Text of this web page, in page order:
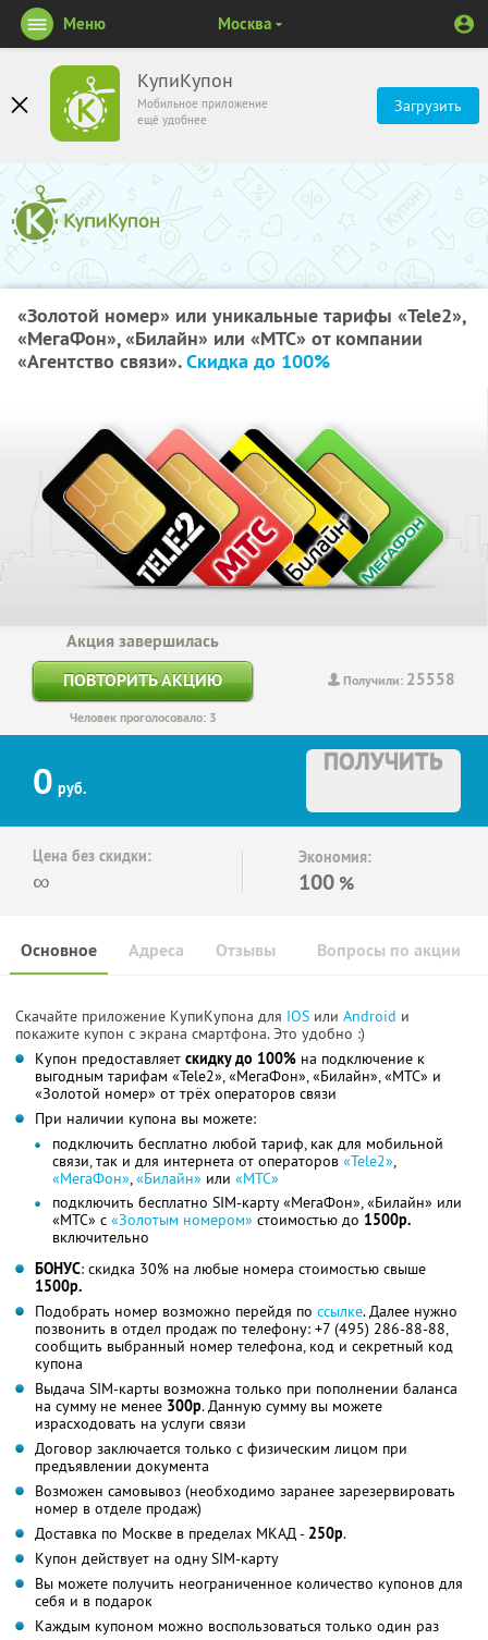
КупиКупон
Мобильное приложение
ещё удобнее
Загрузить
Меню Москва
«Золотой номер» или уникальные тарифы «Tele2»,
«МегаФон», «Билайн» или «МТС» от компании
«Агентство связи».Скидка до 100%
Получили: 25558
Акция завершилась
ПОВТОРИТЬ АКЦИЮ
Человек проголосовало: 3
0 руб.
ПОЛУЧИТЬ
Цена без скидки:
∞
Экономия:
100 %
Основное Отзывы Вопросы по акции
Адреса
Скачайте приложение КупиКупона для IOS или Android и
покажите купон с экрана смартфона. Это удобно :)
Купон предоставляет скидку до 100% на подключение к
выгодным тарифам «Tele2», «МегаФон», «Билайн», «МТС» и
«Золотой номер» от трёх операторов связи
При наличии купона вы можете:
подключить бесплатно любой тариф, как для мобильной
связи, так и для интернета от операторов «Tele2»,
«МегаФон»,«Билайн» или «МТС»
подключить бесплатно SIM-карту «МегаФон», «Билайн» или
«МТС» c «Золотым номером» стоимостью до 1500р.
включительно
БОНУС: скидка 30% на любые номера стоимостью свыше
1500р.
Подобрать номер возможно перейдя по ссылке. Далее нужно
позвонить в отдел продаж по телефону: +7 (495) 286-88-88,
сообщить выбранный номер телефона, код и секретный код
купона
Выдача SIM-карты возможна только при пополнении баланса
на сумму не менее 300р. Данную сумму вы можете
израсходовать на услуги связи
Договор заключается только с физическим лицом при
предъявлении документа
Возможен самовывоз (необходимо заранее зарезервировать
номер в отделе продаж)
Доставка по Москве в пределах МКАД - 250р.
Купон действует на одну SIM-карту
Вы можете получить неограниченное количество купонов для
себя и в подарок
Каждым купоном можно воспользоваться только один раз